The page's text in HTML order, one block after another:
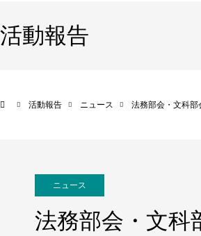
活動報告
活動報告 ニュース 法務部会・文科
ニュース
法務部会・文